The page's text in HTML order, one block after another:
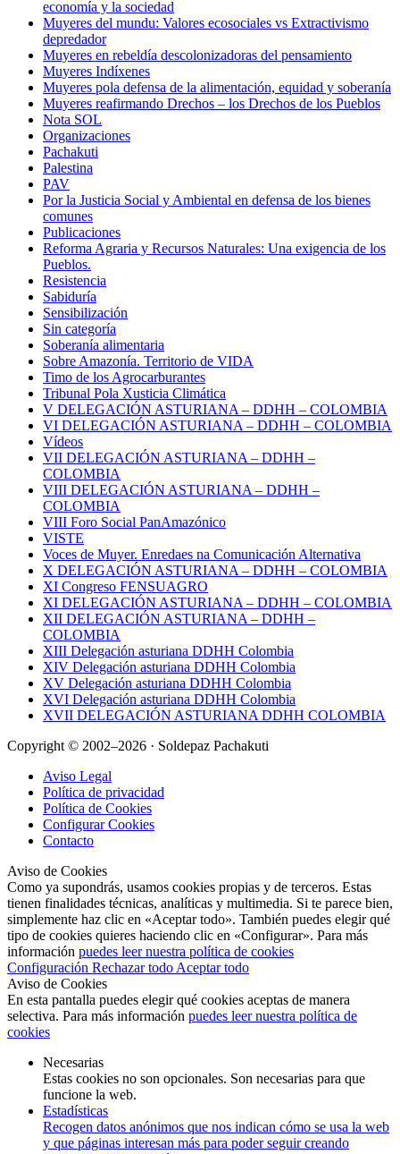
economía y la sociedad
Muyeres del mundu: Valores ecosociales vs Extractivismo
depredador
Muyeres en rebeldía descolonizadoras del pensamiento
Muyeres Indíxenes
Muyeres pola defensa de la alimentación, equidad y soberanía
Muyeres reafirmando Drechos – los Drechos de los Pueblos
Nota SOL
Organizaciones
Pachakuti
Palestina
PAV
Por la Justicia Social y Ambiental en defensa de los bienes
comunes
Publicaciones
Reforma Agraria y Recursos Naturales: Una exigencia de los
Pueblos.
Resistencia
Sabiduría
Sensibilización
Sin categoría
Soberanía alimentaria
Sobre Amazonía. Territorio de VIDA
Timo de los Agrocarburantes
Tribunal Pola Xusticia Climática
V DELEGACIÓN ASTURIANA – DDHH – COLOMBIA
VI DELEGACIÓN ASTURIANA – DDHH – COLOMBIA
Vídeos
VII DELEGACIÓN ASTURIANA – DDHH –
COLOMBIA
VIII DELEGACIÓN ASTURIANA – DDHH –
COLOMBIA
VIII Foro Social PanAmazónico
VISTE
Voces de Muyer. Enredaes na Comunicación Alternativa
X DELEGACIÓN ASTURIANA – DDHH – COLOMBIA
XI Congreso FENSUAGRO
XI DELEGACIÓN ASTURIANA – DDHH – COLOMBIA
XII DELEGACIÓN ASTURIANA – DDHH –
COLOMBIA
XIII Delegación asturiana DDHH Colombia
XIV Delegación asturiana DDHH Colombia
XV Delegación asturiana DDHH Colombia
XVI Delegación asturiana DDHH Colombia
XVII DELEGACIÓN ASTURIANA DDHH COLOMBIA
Copyright © 2002–2026 · Soldepaz Pachakuti
Aviso Legal
Política de privacidad
Política de Cookies
Configurar Cookies
Contacto
Aviso de Cookies
Como ya supondrás, usamos cookies propias y de terceros. Estas
tienen finalidades técnicas, analíticas y multimedia. Si te parece bien,
simplemente haz clic en «Aceptar todo». También puedes elegir qué
tipo de cookies quieres haciendo clic en «Configurar». Para más
información puedes leer nuestra política de cookies
Configuración Rechazar todo Aceptar todo
Aviso de Cookies
En esta pantalla puedes elegir qué cookies aceptas de manera
selectiva. Para más información puedes leer nuestra política de
cookies
Necesarias
Estas cookies no son opcionales. Son necesarias para que
funcione la web.
Estadísticas
Recogen datos anónimos que nos indican cómo se usa la web
y que páginas interesan más para poder seguir creando